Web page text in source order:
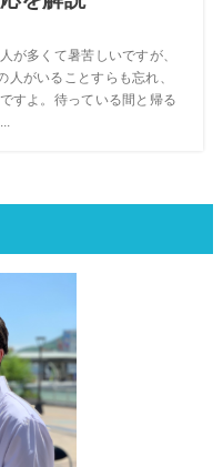
が多くて暑苦しいですが、
がいることすらも忘れ、
すよ。待っている間と帰る